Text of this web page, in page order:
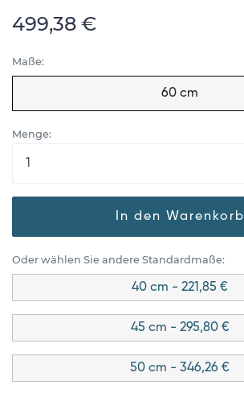
499,38 €
Maße:
60 cm
Menge:
In den Warenkorb
Oder wählen Sie andere Standardmaße:
40 cm - 221,85 €
45 cm - 295,80 €
50 cm - 346,26 €